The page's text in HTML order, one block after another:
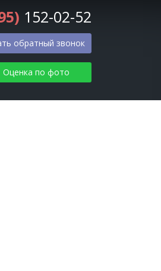
152-02-52
обратный звонок
Оценка по фото